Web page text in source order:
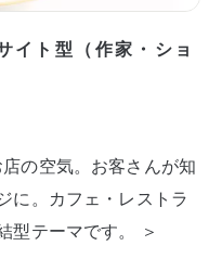
イト型（作家・ショ
の空気。お客さんが知
に。カフェ・レストラ
型テーマです。 ＞